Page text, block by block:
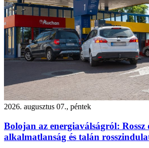
2026. augusztus 07., péntek
Bolojan az energiaválságról: Rossz
alkalmatlanság és talán